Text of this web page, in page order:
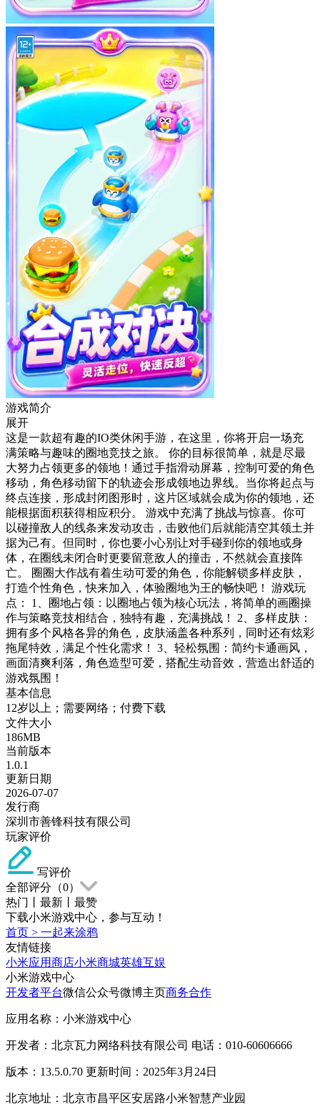
游戏简介
展开
这是一款超有趣的IO类休闲手游，在这里，你将开启一场充
满策略与趣味的圈地竞技之旅。 你的目标很简单，就是尽最
大努力占领更多的领地！通过手指滑动屏幕，控制可爱的角色
移动，角色移动留下的轨迹会形成领地边界线。当你将起点与
终点连接，形成封闭图形时，这片区域就会成为你的领地，还
能根据面积获得相应积分。 游戏中充满了挑战与惊喜。你可
以碰撞敌人的线条来发动攻击，击败他们后就能清空其领土并
据为己有。但同时，你也要小心别让对手碰到你的领地或身
体，在圈线未闭合时更要留意敌人的撞击，不然就会直接阵
亡。 圈圈大作战有着生动可爱的角色，你能解锁多样皮肤，
打造个性角色，快来加入，体验圈地为王的畅快吧！ 游戏玩
点： 1、圈地占领：以圈地占领为核心玩法，将简单的画圈操
作与策略竞技相结合，独特有趣，充满挑战！ 2、多样皮肤：
拥有多个风格各异的角色，皮肤涵盖各种系列，同时还有炫彩
拖尾特效，满足个性化需求！ 3、轻松氛围：简约卡通画风，
画面清爽利落，角色造型可爱，搭配生动音效，营造出舒适的
游戏氛围！
基本信息
12岁以上；需要网络；付费下载
文件大小
186MB
当前版本
1.0.1
更新日期
2026-07-07
发行商
深圳市善锋科技有限公司
玩家评价
写评价
全部评分（0）
热门
最新
最赞
下载小米游戏中心，参与互动！
首页 > 一起来涂鸦
友情链接
小米应用商店小米商城英雄互娱
小米游戏中心
开发者平台微信公众号微博主页商务合作
应用名称：小米游戏中心
开发者：北京瓦力网络科技有限公司 电话：010-60606666
版本：13.5.0.70 更新时间：2025年3月24日
北京地址：北京市昌平区安居路小米智慧产业园